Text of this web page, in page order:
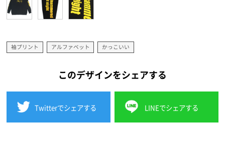
袖プリント アルファベット かっこいい
このデザインをシェアする
Twitterでシェアする LINEでシェアする